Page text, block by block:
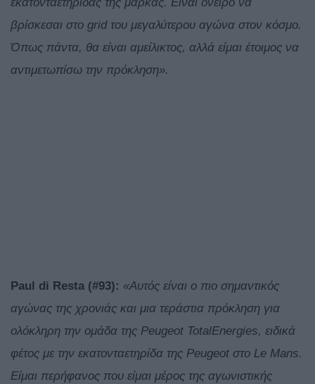
εκατονταετηρίδας της μάρκας. Είναι όνειρο να
βρίσκεσαι στο grid του μεγαλύτερου αγώνα στον κόσμο.
Όπως πάντα, θα είναι αμείλικτος, αλλά είμαι έτοιμος να
αντιμετωπίσω την πρόκληση».
Paul di Resta(#93): «Αυτός είναι ο πιο σημαντικός
αγώνας της χρονιάς και μια τεράστια πρόκληση για
ολόκληρη την ομάδα της Peugeot TotalEnergies, ειδικά
φέτος με την εκατονταετηρίδα της Peugeot στο Le Mans.
Είμαι περήφανος που είμαι μέρος της αγωνιστικής